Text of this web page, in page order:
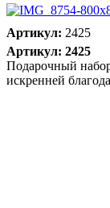
Артикул: 2425
Артикул: 2425
Подарочный
искренней